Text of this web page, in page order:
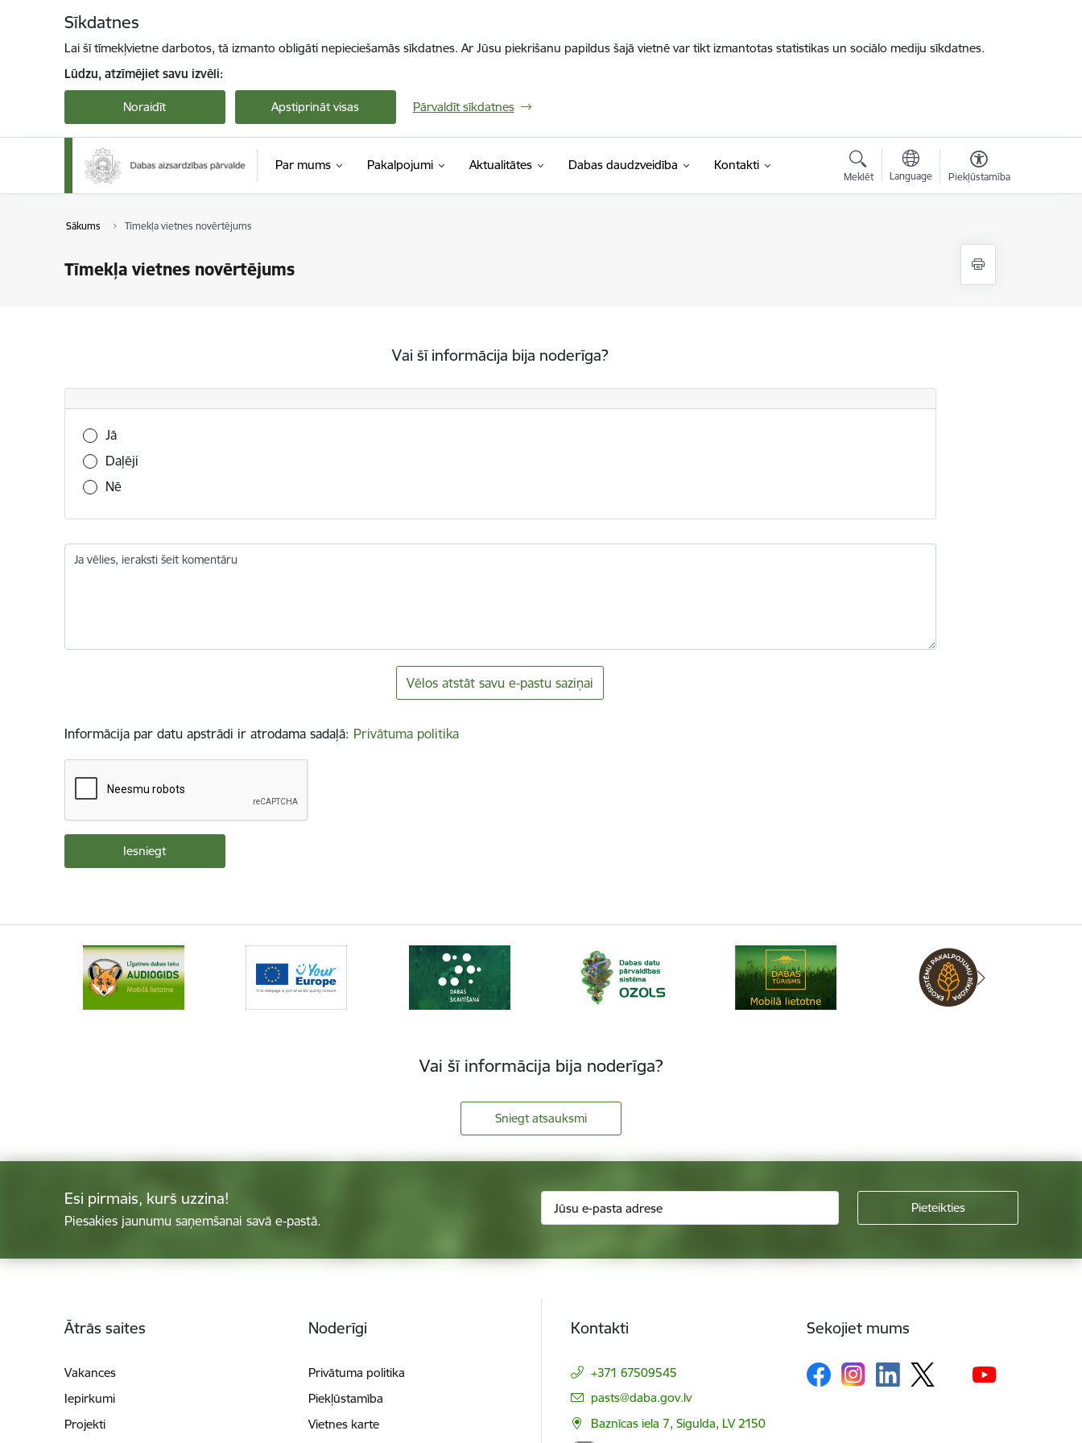
Sīkdatnes
Lai šī tīmekļvietne darbotos, tā izmanto obligāti nepieciešamās sīkdatnes. Ar Jūsu piekrišanu papildus šajā vietnē var tikt izmantotas statistikas un sociālo mediju sīkdatnes.
Lūdzu, atzīmējiet savu izvēli:
Noraidīt Apstiprināt visas Pārvaldīt sīkdatnes
Par mums Pakalpojumi Aktualitātes Dabas daudzveidība Kontakti
Meklēt Language Piekļūstamība
Sākums Tīmekļa vietnes novērtējums
Tīmekļa vietnes novērtējums
Vai šī informācija bija noderīga?
Vai šī informācija bija noderīga?
Jā
Daļēji
Nē
Ja vēlies, ieraksti šeit komentāru
Vēlos atstāt savu e-pastu saziņai
Informācija par datu apstrādi ir atrodama sadaļā: Privātuma politika
Vai šī informācija bija noderīga?
Sniegt atsauksmi
Esi pirmais, kurš uzzina!
Piesakies jaunumu saņemšanai savā e-pastā.
Ātrās saites
Vakances
Iepirkumi
Projekti
Noderīgi
Privātuma politika
Piekļūstamība
Vietnes karte
Kontakti
+371 67509545
E-pasts:
pasts@daba.gov.lv
Baznīcas iela 7, Sigulda, LV 2150
Sekojiet mums